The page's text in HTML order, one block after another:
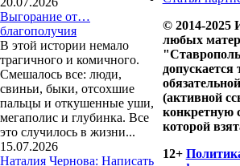
Выгорание от…
благополучия
В этой истории немало
трагичного и комичного.
Смешалось все: люди,
свиньи, быки, отсохшие
пальцы и откушенные уши,
мегаполис и глубинка. Все
это случилось в жизни...
15.07.2026
Наталия Чернова: Написать
© 2014-2025
любых
допускается
(активной
конкретную
которой
12+